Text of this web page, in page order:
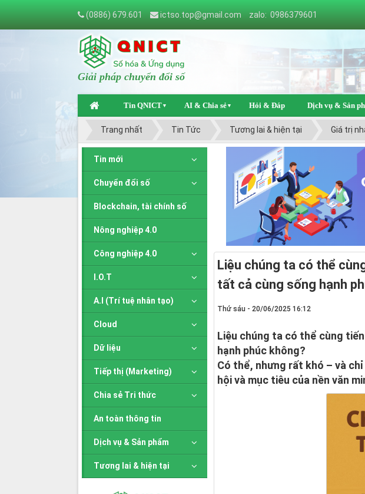
(0886) 679.601 ictso.top@gmail.com zalo: 0986379601
Giải pháp chuyển đổi số
Tin QNICT▼ AI & Chia sẻ▼ Hỏi & Đáp Dịch vụ & Sản
Trang nhất Tin Tức Tương lai & hiện tại Giá trị
Liệu chúng ta có thể
tất cả cùng sống hạnh
Thứ sáu - 20/06/2025 16:12
Liệu chúng ta có thể cùng
hạnh phúc không?
Có thể, nhưng rất khó – và
hội và mục tiêu của nền văn
Tin mới
Chuyển đổi số
Blockchain, tài chính số
Nông nghiệp 4.0
Công nghiệp 4.0
I.O.T
A.I (Trí tuệ nhân tạo)
Cloud
Dữ liệu
Tiếp thị (Marketing)
Chia sẻ Tri thức
An toàn thông tin
Dịch vụ & Sản phẩm
Tương lai & hiện tại